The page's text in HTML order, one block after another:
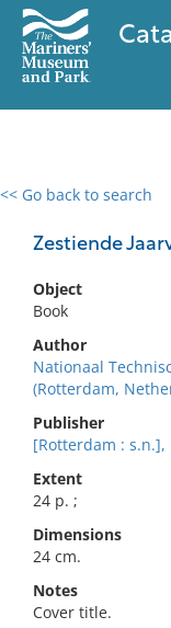
<< Go back to search
Zestiende
Object
Book
Author
Nationaal
(Rotterdam,
Publisher
[Rotterdam : s.n.],
Extent
24 p. ;
Dimensions
24 cm.
Notes
Cover title.
0 results